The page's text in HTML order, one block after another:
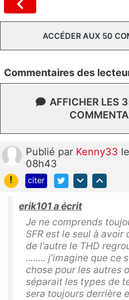
ACCÉDER AUX 50
Commentaires des
AFFICHER LES
Publié par Kenny33
08h43
!
citer
erik101 a écrit
Je ne comprends
SFR est le seul à avoir
de l’autre le THD
........ j’imagine que ce
chose pour les autres
séparait les types de
sera toujours derrière